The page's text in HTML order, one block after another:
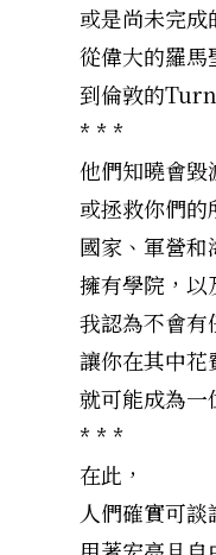
或是尚未完成
從偉大的羅馬
到倫敦的
* * *
他們知曉會毀
或拯救你們的
國家、軍營和
擁有學院，以
我認為不會有
讓你在其中花
就可能成為一
* * *
在此，
人們確實可談